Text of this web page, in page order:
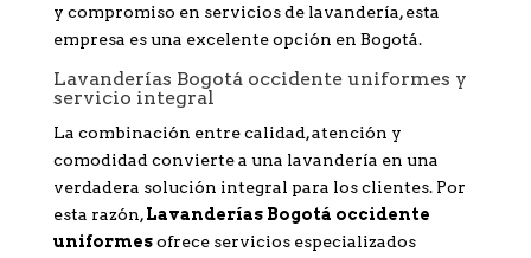
y compromiso en servicios de lavandería, esta
empresa es una excelente opción en Bogotá.
Lavanderías Bogotá occidente uniformes y
servicio integral
La combinación entre calidad, atención y
comodidad convierte a una lavandería en una
verdadera solución integral para los clientes. Por
esta razón,Lavanderías Bogotá occidente
uniformesofrece servicios especializados